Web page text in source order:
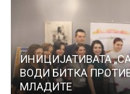
ИНИЦИЈАТИВАТА
ВОДИ БИТКА
МЛАДИТЕ